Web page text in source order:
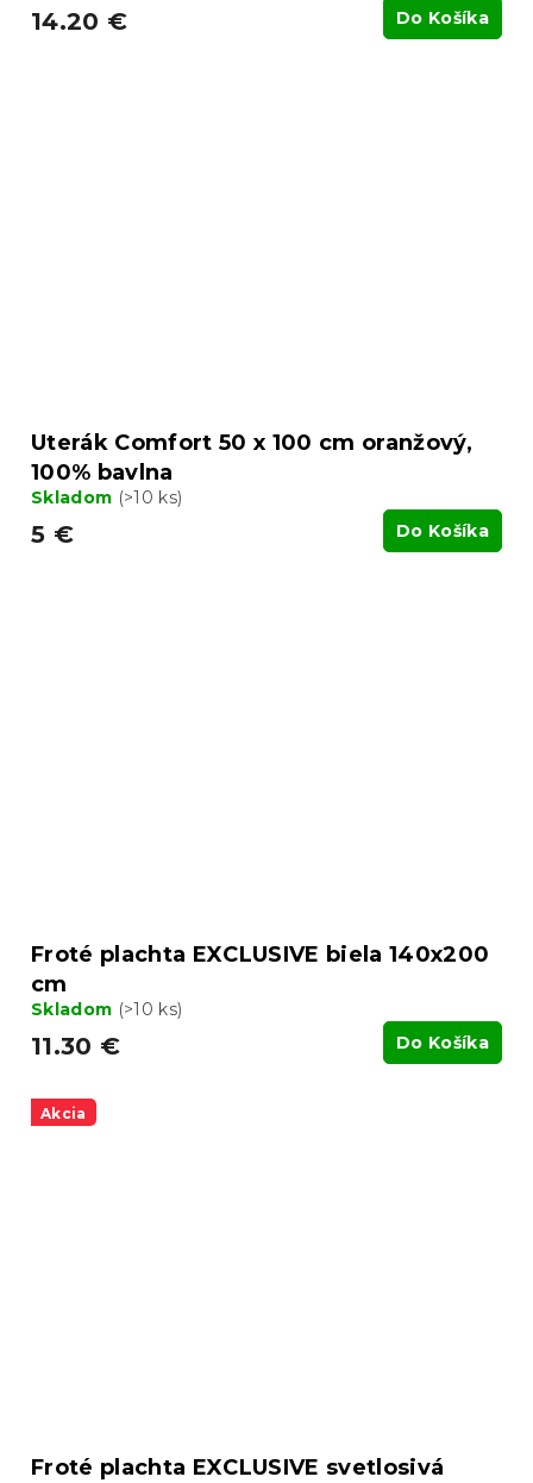
14.20 € Do Košíka
Uterák Comfort 50 x 100 cm oranžový,
100% bavlna
Skladom (>10 ks)
5 € Do Košíka
Froté plachta EXCLUSIVE biela 140x200
cm
Skladom (>10 ks)
11.30 € Do Košíka
Akcia
Froté plachta EXCLUSIVE svetlosivá